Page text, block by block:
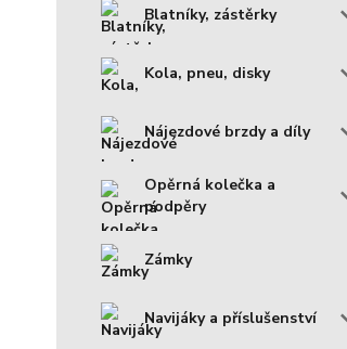
Blatníky, zástěrky
Kola, pneu, disky
Nájezdové brzdy a díly
Opěrná kolečka a
podpěry
Zámky
Navijáky a příslušenství